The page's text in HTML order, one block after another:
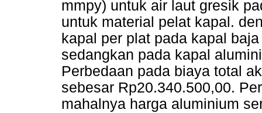
mmpy) untuk air laut gresik
untuk material pelat kapal.
kapal per plat pada kapal
sedangkan pada kapal
Perbedaan pada biaya total
sebesar Rp20.340.500,00.
mahalnya harga aluminium